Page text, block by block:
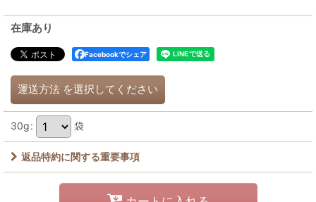
在庫あり
Facebookでシェア
運送方法 を選択してください
30g: 袋
返品特約に関する重要事項